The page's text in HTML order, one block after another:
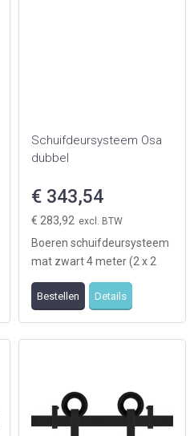
Schuifdeursysteem Osa
dubbel
€ 343,54
€ 283,92
Boeren schuifdeursysteem
mat zwart 4 meter (2 x 2
meter), type Osa, geschikt
voor twee deu ...
Bestellen Details